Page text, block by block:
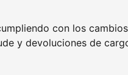
con los
y devoluciones de